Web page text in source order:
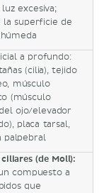
excesiva;
la superficie de
a profundo:
(cilia), tejido
músculo
(músculo
ojo/elevador
placa tarsal,
palpebral
(de Moll):
compuesto a
que